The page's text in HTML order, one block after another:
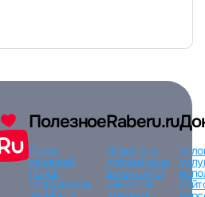
Полезное
Поиск
вакансий
Поиск
сотрудников
Raberu.ru
Новости и
статьи Наши
вакансииО
компании